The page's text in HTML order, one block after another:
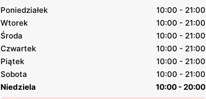
Poniedziałek
10:00 - 21:00
Wtorek
10:00 - 21:00
Środa
10:00 - 21:00
Czwartek
10:00 - 21:00
Piątek
10:00 - 21:00
Sobota
10:00 - 21:00
Niedziela
10:00 - 20:00